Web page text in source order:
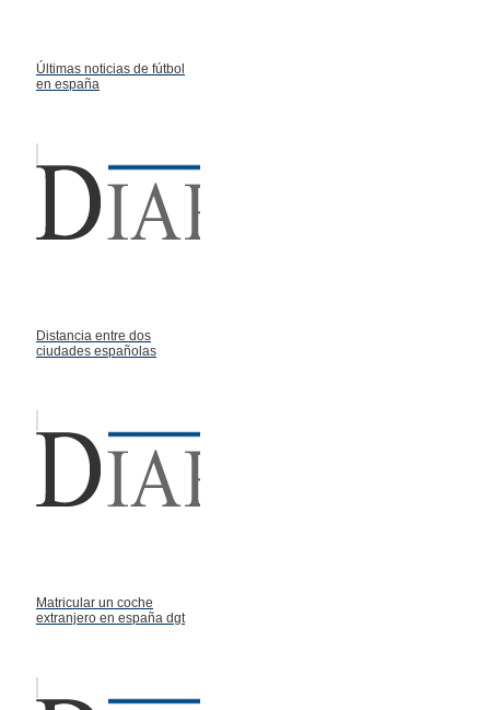
Últimas noticias de fútbol
en españa
Distancia entre dos
ciudades españolas
Matricular un coche
extranjero en españa dgt